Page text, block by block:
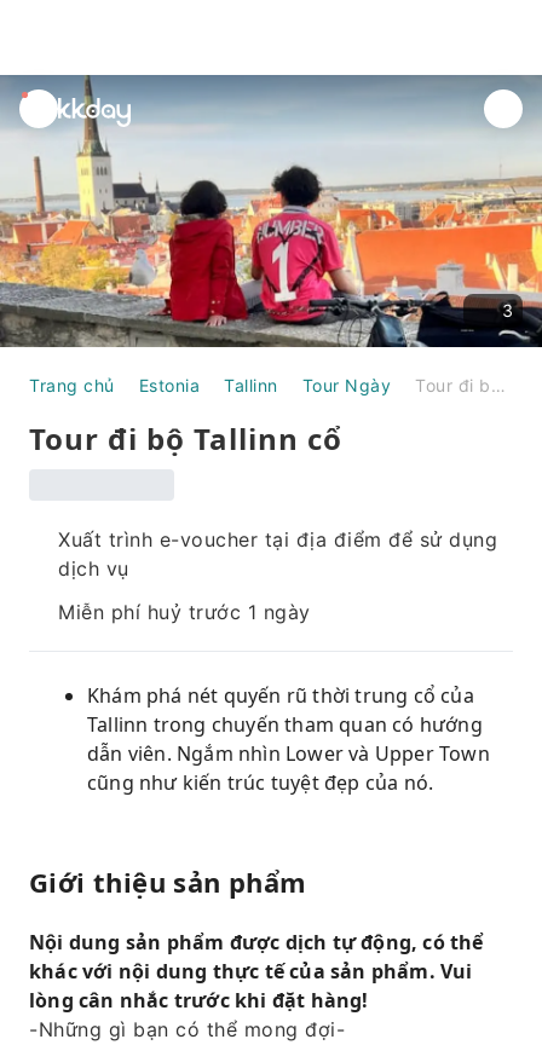
unread
notifications
3
Trang chủ Estonia Tallinn Tour Ngày Tour đi bộ Tallinn cổ
Tour đi bộ Tallinn cổ
Xuất trình e-voucher tại địa điểm để sử dụng
dịch vụ
Miễn phí huỷ trước 1 ngày
Khám phá nét quyến rũ thời trung cổ của
Tallinn trong chuyến tham quan có hướng
dẫn viên. Ngắm nhìn Lower và Upper Town
cũng như kiến ​​trúc tuyệt đẹp của nó.
Giới thiệu sản phẩm
Nội dung sản phẩm được dịch tự động, có thể
khác với nội dung thực tế của sản phẩm. Vui
lòng cân nhắc trước khi đặt hàng!
-Những gì bạn có thể mong đợi-